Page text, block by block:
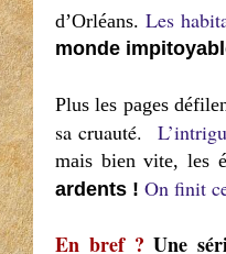
d’Orléans.Les
monde
Plus les pages
sa cruauté.
mais bien vite, les
ardents ! On finit
En bref ? Une